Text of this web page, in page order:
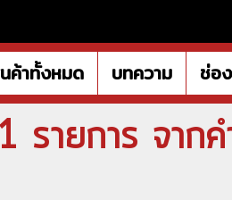
ค้าทั้งหมด บทความ ช่อ
รายการ จาก